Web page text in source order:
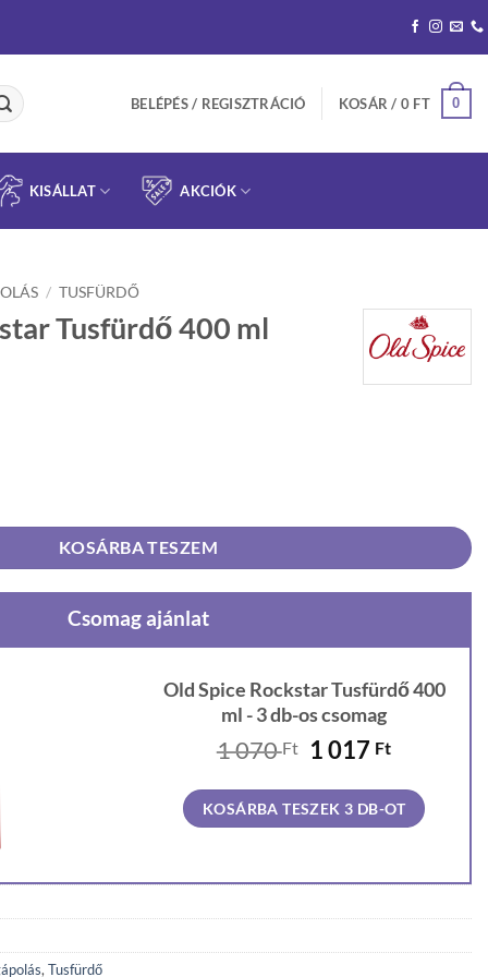
BELÉPÉS / REGISZTRÁCIÓ KOSÁR / 0 FT 0
KISÁLLAT AKCIÓK
/ TUSFÜRDŐ
Tusfürdő 400 ml
KOSÁRBA TESZEM
Csomag ajánlat
Old Spice Rockstar Tusfürdő 400
ml - 3 db-os csomag
1 070Ft
Original
was:
1
1 017 FtCurrent
is:
1
KOSÁRBA TESZEK 3 DB-OT
, Tusfürdő